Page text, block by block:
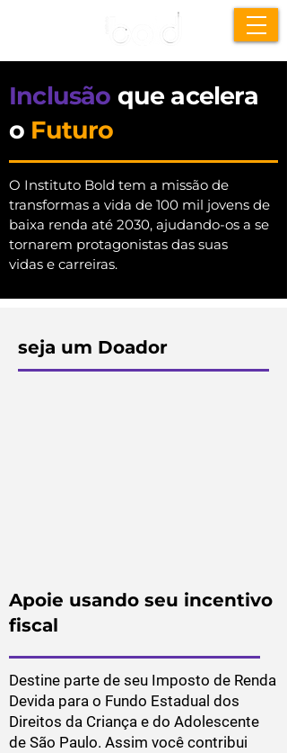
Inclusão que acelera
o Futuro
O Instituto Bold tem a missão de
transformas a vida de 100 mil jovens de
baixa renda até 2030, ajudando-os a se
tornarem protagonistas das suas
vidas e carreiras.
seja um Doador
Apoie usando seu incentivo
fiscal
Destine parte de seu Imposto de Renda
Devida para o Fundo Estadual dos
Direitos da Criança e do Adolescente
de São Paulo. Assim você contribui